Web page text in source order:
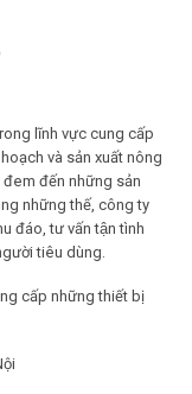
lĩnh vực cung cấp
và sản xuất nông
đến những sản
những thế, công ty
đáo, tư vấn tận tình
tiêu dùng.
cấp những thiết bị